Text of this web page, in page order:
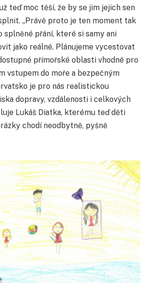
teď moc těší, že by se jim jejich sen
„Právě proto je ten moment tak
splněné přání, které si samy ani
jako reálné. Plánujeme vycestovat
přímořské oblasti vhodné pro
vstupem do moře a bezpečným
je pro nás realistickou
dopravy, vzdálenosti i celkových
Lukáš Diatka, kterému teď děti
chodí neodbytně, pyšně